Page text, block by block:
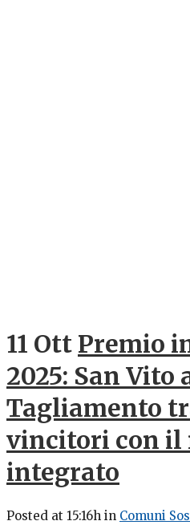
11 Ott Premio
2025: San Vito
Tagliamento
vincitori con il
integrato
Posted at 15:16h in Comuni